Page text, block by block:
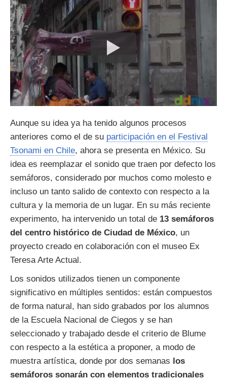
Aunque su idea ya ha tenido algunos procesos
anteriores como el de su participación en el Festival
Tsonami en Chile, ahora se presenta en México. Su
idea es reemplazar el sonido que traen por defecto los
semáforos, considerado por muchos como molesto e
incluso un tanto salido de contexto con respecto a la
cultura y la memoria de un lugar. En su más reciente
experimento, ha intervenido un total de 13 semáforos
del centro histórico de Ciudad de México, un
proyecto creado en colaboración con el museo Ex
Teresa Arte Actual.
Los sonidos utilizados tienen un componente
significativo en múltiples sentidos: están compuestos
de forma natural, han sido grabados por los alumnos
de la Escuela Nacional de Ciegos y se han
seleccionado y trabajado desde el criterio de Blume
con respecto a la estética a proponer, a modo de
muestra artística, donde por dos semanas los
semáforos sonarán con elementos tradicionales